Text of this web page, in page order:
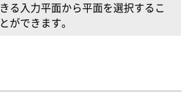
きる入力平面から平面を選択するこ
とができます。